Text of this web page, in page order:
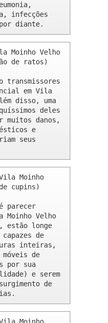
infecções
diante.
Moinho Velho
de ratos)
transmissores
em Vila
disso, uma
deles
muitos danos,
e
seus
Moinho
cupins)
parecer
Moinho Velho
estão longe
de
inteiras,
de
por sua
e serem
de